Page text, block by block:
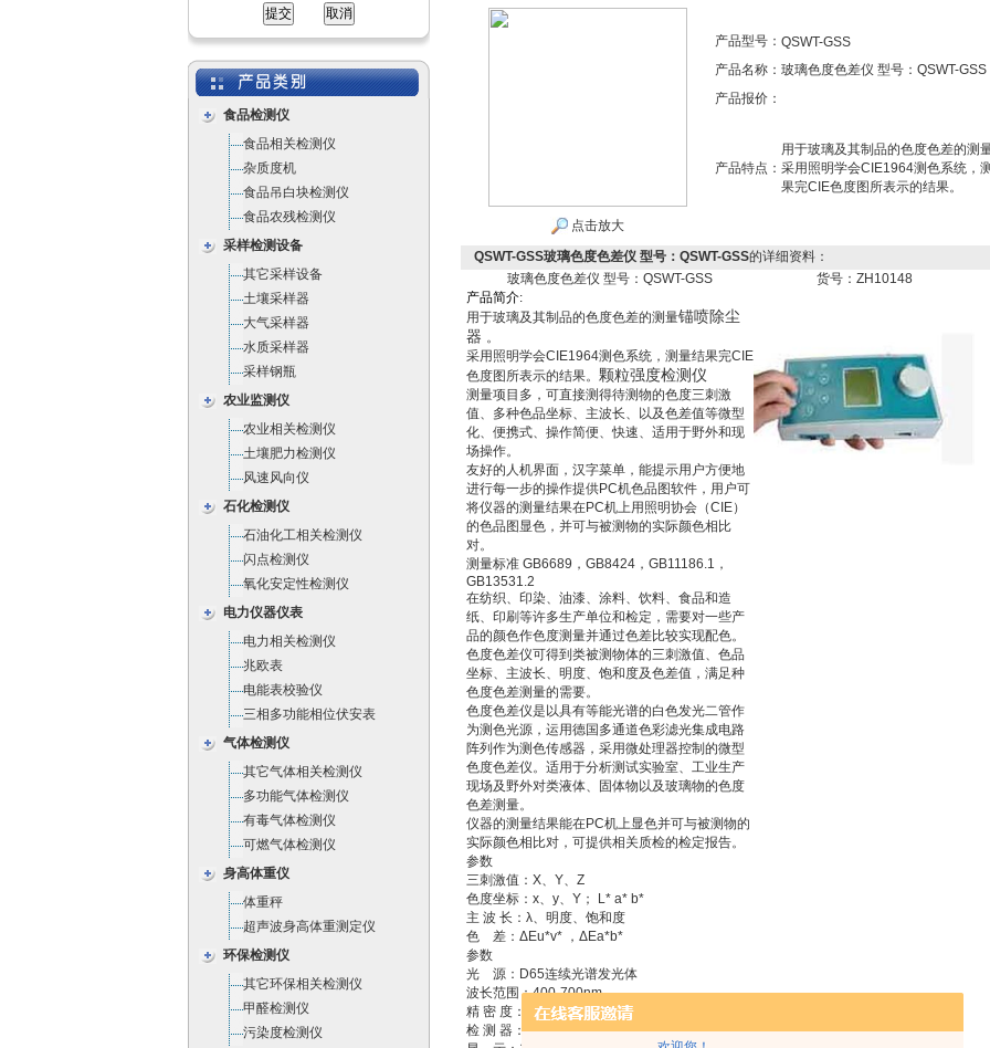
食品检测仪
食品相关检测仪
杂质度机
食品吊白块检测仪
食品农残检测仪
采样检测设备
其它采样设备
土壤采样器
大气采样器
水质采样器
采样钢瓶
农业监测仪
农业相关检测仪
土壤肥力检测仪
风速风向仪
石化检测仪
石油化工相关检测仪
闪点检测仪
氧化安定性检测仪
电力仪器仪表
电力相关检测仪
兆欧表
电能表校验仪
三相多功能相位伏安表
气体检测仪
其它气体相关检测仪
多功能气体检测仪
有毒气体检测仪
可燃气体检测仪
身高体重仪
体重秤
超声波身高体重测定仪
环保检测仪
其它环保相关检测仪
甲醛检测仪
污染度检测仪
点击放大
产品型号： QSWT-GSS
产品名称： 玻璃色度色差仪 型号：QSWT-GSS
产品报价：
产品特点：
用于玻璃及其制品的色度色差的测量
采用照明学会CIE1964测色系统，
果完CIE色度图所表示的结果。
QSWT-GSS玻璃色度色差仪 型号：QSWT-GSS的详细资料：
玻璃色度色差仪 型号：QSWT-GSS
货号：ZH10148
产品简介:
用于玻璃及其制品的色度色差的测量锚喷除尘
器 。
采用照明学会CIE1964测色系统，测量结果完CIE
色度图所表示的结果。 颗粒强度检测仪
测量项目多，可直接测得待测物的色度三刺激
值、多种色品坐标、主波长、以及色差值等微型
化、便携式、操作简便、快速、适用于野外和现
场操作。
友好的人机界面，汉字菜单，能提示用户方便地
进行每一步的操作提供PC机色品图软件，用户可
将仪器的测量结果在PC机上用照明协会（CIE）
的色品图显色，并可与被测物的实际颜色相比
对。
测量标准 GB6689，GB8424，GB11186.1，
GB13531.2
在纺织、印染、油漆、涂料、饮料、食品和造
纸、印刷等许多生产单位和检定，需要对一些产
品的颜色作色度测量并通过色差比较实现配色。
色度色差仪可得到类被测物体的三刺激值、色品
坐标、主波长、明度、饱和度及色差值，满足种
色度色差测量的需要。
色度色差仪是以具有等能光谱的白色发光二管作
为测色光源，运用德国多通道色彩滤光集成电路
阵列作为测色传感器，采用微处理器控制的微型
色度色差仪。适用于分析测试实验室、工业生产
现场及野外对类液体、固体物以及玻璃物的色度
色差测量。
仪器的测量结果能在PC机上显色并可与被测物的
实际颜色相比对，可提供相关质检的检定报告。
参数
三刺激值：X、Y、Z
色度坐标：x、y、Y； L* a* b*
主 波 长：λ、明度、饱和度
色 差：ΔEu*v* ，ΔEa*b*
参数
光 源：D65连续光谱发光体
波长范围：400-700nm
精 密 度：0.001
检 测 器：颜色多通道滤光集成电路阵列